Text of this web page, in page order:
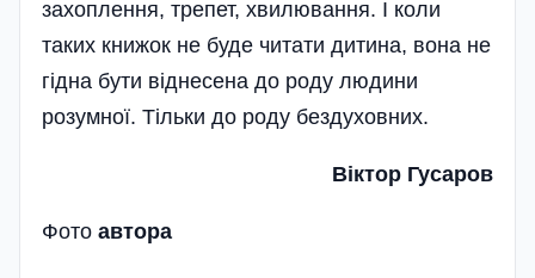
захоплення, трепет, хвилювання. І коли
таких книжок не буде читати дитина, вона не
гідна бути віднесена до роду людини
розумної. Тільки до роду бездуховних.
Віктор Гусаров
Фото автора